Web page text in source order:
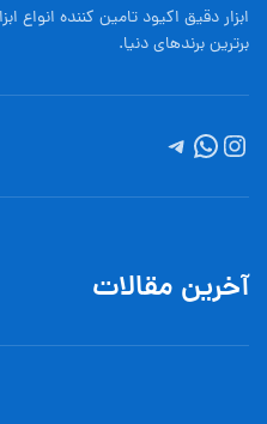
ابزار دقیق اکیود تامین کننده انواع
برترین برندهای دنیا.
آخرین مقالات